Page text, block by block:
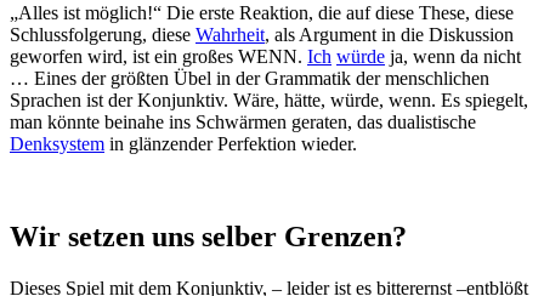
„Alles ist möglich!“ Die erste Reaktion, die auf diese These, diese
Schlussfolgerung, diese Wahrheit, als Argument in die Diskussion
geworfen wird, ist ein großes WENN. Ich würde ja, wenn da nicht
… Eines der größten Übel in der Grammatik der menschlichen
Sprachen ist der Konjunktiv. Wäre, hätte, würde, wenn. Es spiegelt,
man könnte beinahe ins Schwärmen geraten, das dualistische
Denksystem in glänzender Perfektion wieder.
Wir setzen uns selber Grenzen?
Dieses Spiel mit dem Konjunktiv, – leider ist es bitterernst –entblößt